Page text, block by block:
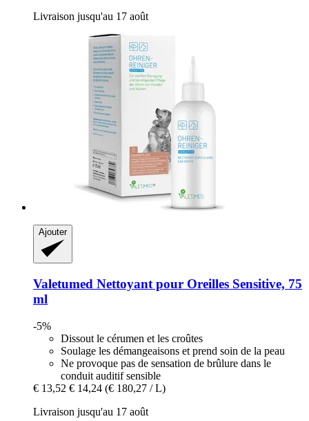
Livraison jusqu'au 17 août
Ajouter
Valetumed Nettoyant pour Oreilles Sensitive, 75
ml
-5%
Dissout le cérumen et les croûtes
Soulage les démangeaisons et prend soin de la peau
Ne provoque pas de sensation de brûlure dans le
conduit auditif sensible
€ 13,52 € 14,24 (€ 180,27 / L)
Livraison jusqu'au 17 août